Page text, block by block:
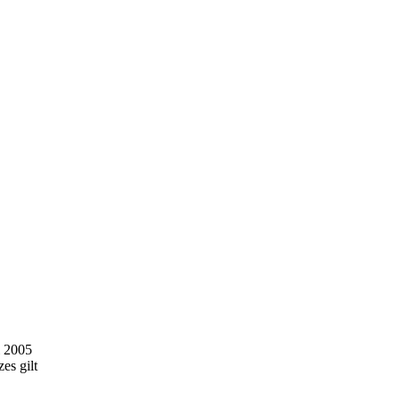
2005
gilt